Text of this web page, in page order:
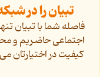
تبیان را در
فاصله شما با تبیان
اجتماعی حاضریم و
کیفیت در اختیارتان